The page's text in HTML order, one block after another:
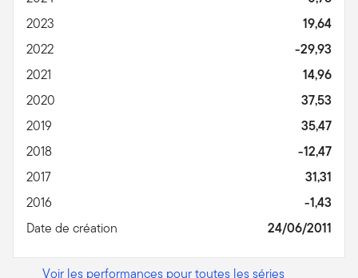
2023
19,64
2022
-29,93
2021
14,96
2020
37,53
2019
35,47
2018
-12,47
2017
31,31
2016
-1,43
Date de création
24/06/2011
Voir les performances pour toutes les séries